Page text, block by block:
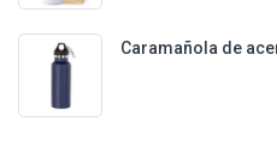
Caramañola de